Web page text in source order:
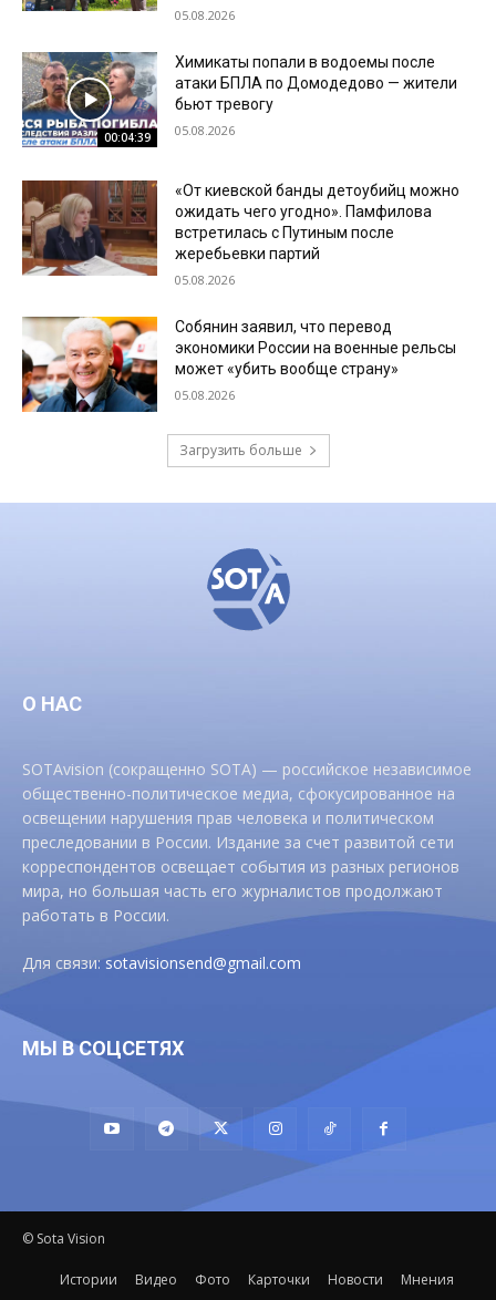
05.08.2026
00:04:39
Химикаты попали в водоемы после
атаки БПЛА по Домодедово — жители
бьют тревогу
05.08.2026
«От киевской банды детоубийц можно
ожидать чего угодно». Памфилова
встретилась с Путиным после
жеребьевки партий
05.08.2026
Собянин заявил, что перевод
экономики России на военные рельсы
может «убить вообще страну»
05.08.2026
Загрузить больше
О НАС
SOTAvision (сокращенно SOTA) — российское независимое
общественно-политическое медиа, сфокусированное на
освещении нарушения прав человека и политическом
преследовании в России. Издание за счет развитой сети
корреспондентов освещает события из разных регионов
мира, но большая часть его журналистов продолжают
работать в России.
Для связи:sotavisionsend@gmail.com
МЫ В СОЦСЕТЯХ
© Sota Vision
Истории Видео Фото Карточки Новости Мнения